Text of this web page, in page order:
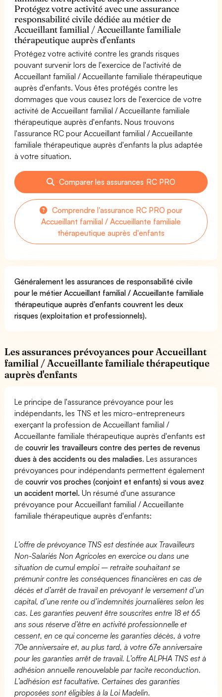
Protégez votre activité avec une assurance
responsabilité civile dédiée au métier de
Accueillant familial / Accueillante familiale
thérapeutique auprès d'enfants
Protégez votre activité contre les grands risques
pouvant survenir lors de l'exercice de l'activité de
Accueillant familial / Accueillante familiale thérapeutique
auprès d'enfants. Vous êtes protégés contre les
dommages que vous causez lors de l'exercice de votre
activité de Accueillant familial / Accueillante familiale
thérapeutique auprès d'enfants. Nous trouvons
l'assurance RC pour Accueillant familial / Accueillante
familiale thérapeutique auprès d'enfants la plus adaptée
à votre situation.
Comparer les assurances RC PRO
Comprendre l'assurance RC PRO pour
Accueillant familial / Accueillante familiale
thérapeutique auprès d'enfants
Généralement les assurances de responsabilité civile
pour le métier Accueillant familial / Accueillante familiale
thérapeutique auprès d'enfants couvrent les deux
risques (exploitation et professionnels).
Les assurances prévoyances pour Accueillant
familial / Accueillante familiale thérapeutique
auprès d'enfants
Le principe de l'assurance prévoyance pour les
indépendants, les TNS et les micro-entrepreneurs
exerçant la profession de Accueillant familial /
Accueillante familiale thérapeutique auprès d'enfants est
decouvrir les travailleurs contre des pertes de revenus
dues à des accidents ou des maladies. Les assurances
prévoyances pour indépendants permettent également
decouvrir vos proches (conjoint et enfants) si vous avez
un accident mortel. Un résumé d'une assurance
prévoyance pour Accueillant familial / Accueillante
familiale thérapeutique auprès d'enfants:
L’offre de prévoyance TNS est destinée aux Travailleurs
Non-Salariés Non Agricoles en exercice ou dans une
situation de cumul emploi – retraite souhaitant se
prémunir contre les conséquences financières en cas de
décès et d’arrêt de travail en prévoyant le versement d’un
capital, d’une rente ou d’indemnités journalières selon les
cas. Les garanties peuvent être souscrites entre 18 et 65
ans sous réserve d’être en activité professionnelle et
cessent, en ce qui concerne les garanties décès, à votre
70e anniversaire et, au plus tard, à votre 67e anniversaire
pour les garanties arrêt de travail. L’offre ALPHA TNS est à
adhésion annuelle renouvelable par tacite reconduction.
L’adhésion est facultative. Certaines des garanties
proposées sont éligibles à la Loi Madelin.